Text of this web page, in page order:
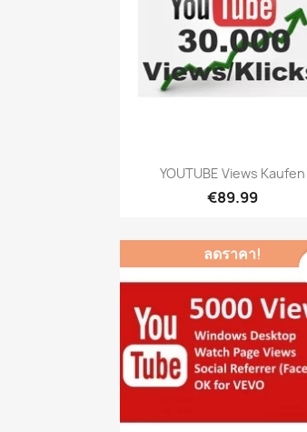
 เปิดหน้าต่างย่อ
YOUTUBE Views Kaufen
€89.99
ลดราคา!